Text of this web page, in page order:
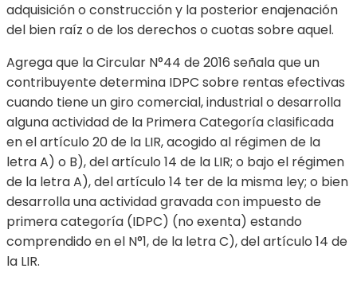
adquisición o construcción y la posterior enajenación
del bien raíz o de los derechos o cuotas sobre aquel.
Agrega que la Circular N°44 de 2016 señala que un
contribuyente determina IDPC sobre rentas efectivas
cuando tiene un giro comercial, industrial o desarrolla
alguna actividad de la Primera Categoría clasificada
en el artículo 20 de la LIR, acogido al régimen de la
letra A) o B), del artículo 14 de la LIR; o bajo el régimen
de la letra A), del artículo 14 ter de la misma ley; o bien
desarrolla una actividad gravada con impuesto de
primera categoría (IDPC) (no exenta) estando
comprendido en el N°1, de la letra C), del artículo 14 de
la LIR.